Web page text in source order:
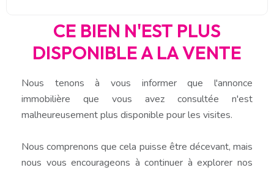
CE BIEN N'EST PLUS
DISPONIBLE A LA VENTE
Nous tenons à vous informer que l'annonce
immobilière que vous avez consultée n'est
malheureusement plus disponible pour les visites.
Nous comprenons que cela puisse être décevant, mais
nous vous encourageons à continuer à explorer nos